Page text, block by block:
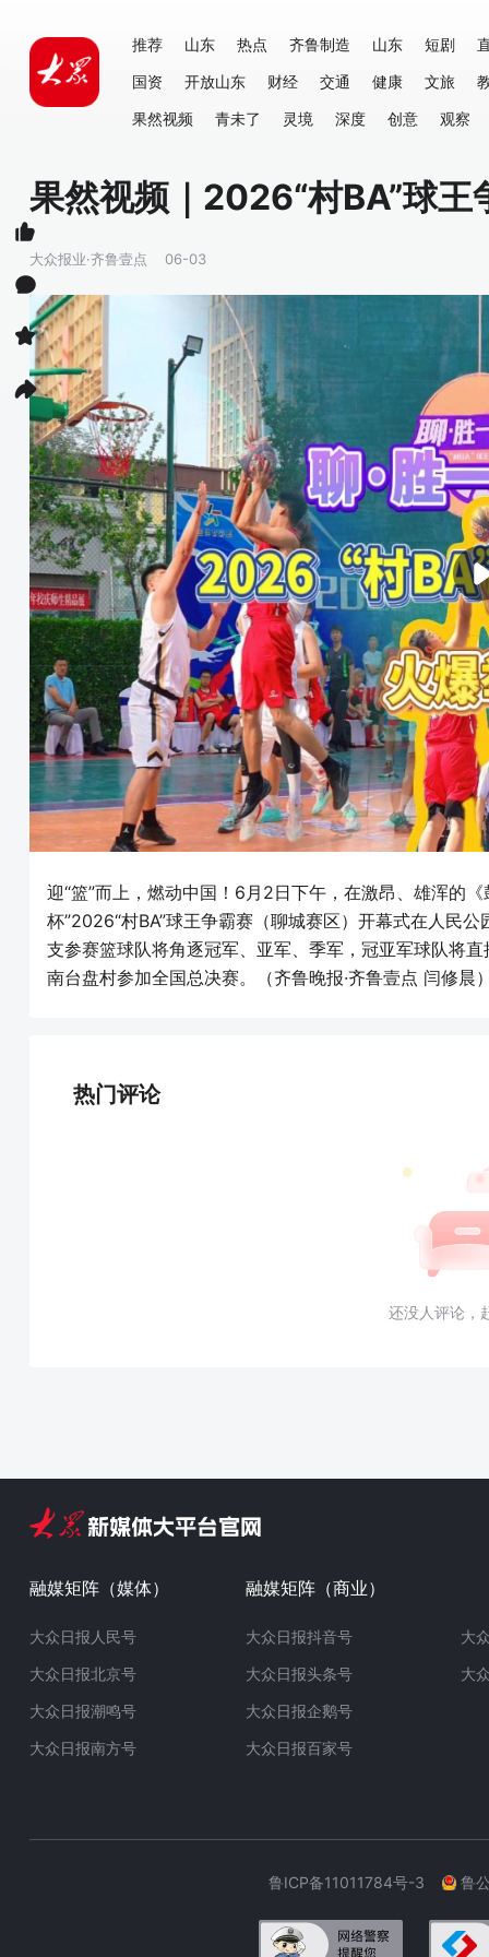
推荐 山东 热点 齐鲁制造 山东 短剧
国资
开放山东 财经 交通 健康 文旅
果然视频
青未了 灵境 深度 创意 观察
果然视频｜2026“村BA”球
大众报业·齐鲁壹点 06-03
迎“篮”而上，燃动中国！6月2日下午，在激昂、雄浑的
杯”2026“村BA”球王争霸赛（聊城赛区）开幕式在人民
支参赛篮球队将角逐冠军、亚军、季军，冠亚军球队将
南台盘村参加全国总决赛。（齐鲁晚报·齐鲁壹点 闫修晨
热门评论
还没人评论，
融媒矩阵（媒体）
大众日报人民号
大众日报北京号
大众日报潮鸣号
大众日报南方号
融媒矩阵（商业）
大众日报抖音号
大众日报头条号
大众日报企鹅号
大众日报百家号
大
大
鲁ICP备11011784号-3 鲁